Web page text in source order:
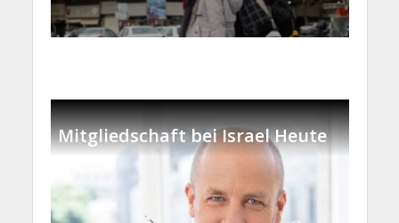
Mitgliedschaft bei Israel Heute